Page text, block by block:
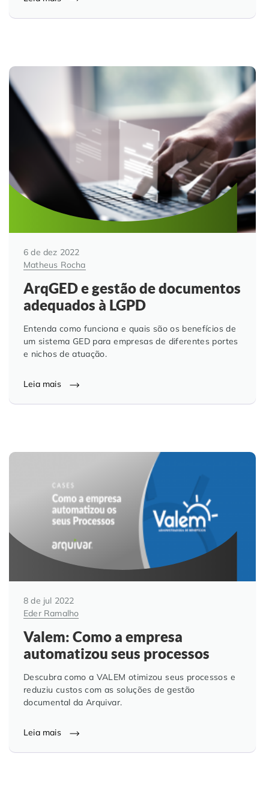
6 de dez 2022
Matheus Rocha
ArqGED e gestão de documentos
adequados à LGPD
Entenda como funciona e quais são os benefícios de
um sistema GED para empresas de diferentes portes
e nichos de atuação.
Leia mais
8 de jul 2022
Eder Ramalho
Valem: Como a empresa
automatizou seus processos
Descubra como a VALEM otimizou seus processos e
reduziu custos com as soluções de gestão
documental da Arquivar.
Leia mais